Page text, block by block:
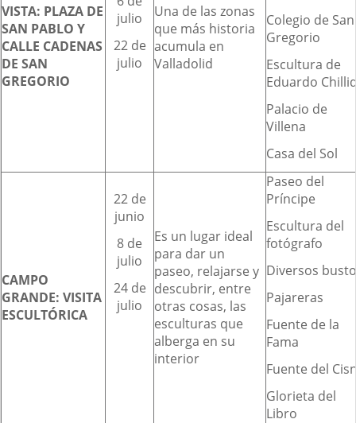
VISTA: PLAZA DE
SAN PABLO Y
CALLE CADENAS
DE SAN
GREGORIO
julio
22 de
julio
Una de las zonas
que más historia
acumula en
Valladolid
Colegio de San
Gregorio
Escultura de
Eduardo
Palacio de
Villena
Casa del Sol
CAMPO
GRANDE: VISITA
ESCULTÓRICA
22 de
junio
8 de
julio
24 de
julio
Es un lugar ideal
para dar un
paseo, relajarse y
descubrir, entre
otras cosas, las
esculturas que
alberga en su
interior
Paseo del
Príncipe
Escultura del
fotógrafo
Diversos
Pajareras
Fuente de la
Fama
Fuente del
Glorieta del
Libro